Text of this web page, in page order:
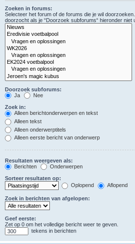
Zoeken in forums:
Selecteer het forum of de forums die je wil
doorzocht als je “Doorzoek subforums“ hieronder niet
Doorzoek subforums:
Ja
Nee
Zoek in:
Alleen berichtonderwerpen en tekst
Alleen tekst
Alleen onderwerptitels
Alleen eerste bericht van onderwerp
Resultaten weergeven als:
Berichten
Onderwerpen
Sorteer resultaten op:
Oplopend
Aflopend
Zoek in berichten van afgelopen:
Geef eerste:
Zet op 0 om het volledige bericht weer te geven.
tekens in berichten